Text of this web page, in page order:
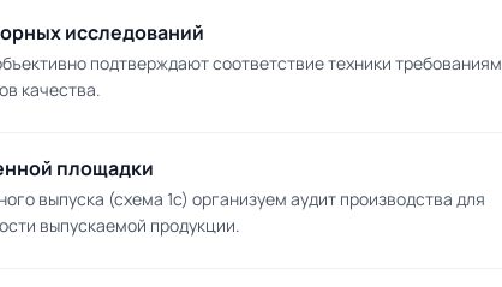
исследований
подтверждают соответствие техники требованиям
качества.
площадки
выпуска (схема 1с) организуем аудит производства для
выпускаемой продукции.